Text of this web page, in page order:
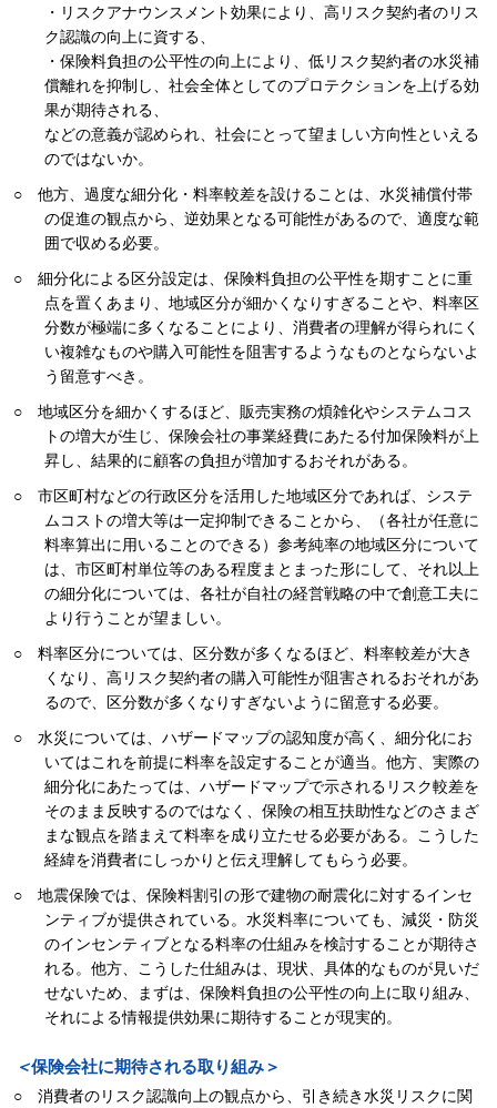
・リスクアナウンスメント効果により、高リスク契約者のリス
ク認識の向上に資する、
・保険料負担の公平性の向上により、低リスク契約者の水災補
償離れを抑制し、社会全体としてのプロテクションを上げる効
果が期待される、
などの意義が認められ、社会にとって望ましい方向性といえる
のではないか。
他方、過度な細分化・料率較差を設けることは、水災補償付帯
の促進の観点から、逆効果となる可能性があるので、適度な範
囲で収める必要。
細分化による区分設定は、保険料負担の公平性を期すことに重
点を置くあまり、地域区分が細かくなりすぎることや、料率区
分数が極端に多くなることにより、消費者の理解が得られにく
い複雑なものや購入可能性を阻害するようなものとならないよ
う留意すべき。
地域区分を細かくするほど、販売実務の煩雑化やシステムコス
トの増大が生じ、保険会社の事業経費にあたる付加保険料が上
昇し、結果的に顧客の負担が増加するおそれがある。
市区町村などの行政区分を活用した地域区分であれば、システ
ムコストの増大等は一定抑制できることから、（各社が任意に
料率算出に用いることのできる）参考純率の地域区分について
は、市区町村単位等のある程度まとまった形にして、それ以上
の細分化については、各社が自社の経営戦略の中で創意工夫に
より行うことが望ましい。
料率区分については、区分数が多くなるほど、料率較差が大き
くなり、高リスク契約者の購入可能性が阻害されるおそれがあ
るので、区分数が多くなりすぎないように留意する必要。
水災については、ハザードマップの認知度が高く、細分化にお
いてはこれを前提に料率を設定することが適当。他方、実際の
細分化にあたっては、ハザードマップで示されるリスク較差を
そのまま反映するのではなく、保険の相互扶助性などのさまざ
まな観点を踏まえて料率を成り立たせる必要がある。こうした
経緯を消費者にしっかりと伝え理解してもらう必要。
地震保険では、保険料割引の形で建物の耐震化に対するインセ
ンティブが提供されている。水災料率についても、減災・防災
のインセンティブとなる料率の仕組みを検討することが期待さ
れる。他方、こうした仕組みは、現状、具体的なものが見いだ
せないため、まずは、保険料負担の公平性の向上に取り組み、
それによる情報提供効果に期待することが現実的。
＜保険会社に期待される取り組み＞
消費者のリスク認識向上の観点から、引き続き水災リスクに関